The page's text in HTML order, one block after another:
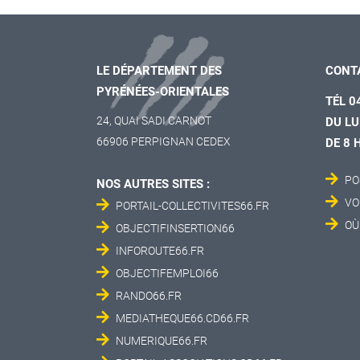
LE DÉPARTEMENT DES
PYRÉNÉES-ORIENTALES
24, QUAI SADI CARNOT
66906 PERPIGNAN CEDEX
NOS AUTRES SITES :
PORTAIL-COLLECTIVITES66.FR
OBJECTIFINSERTION66
INFOROUTE66.FR
OBJECTIFEMPLOI66
RANDO66.FR
MEDIATHEQUE66.CD66.FR
NUMERIQUE66.FR
TÉL
DU
DE 8